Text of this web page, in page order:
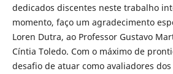
dedicados discentes neste trabalho
momento, faço um agradecimento
Loren Dutra, ao Professor Gustavo
Cíntia Toledo. Com o máximo de
desafio de atuar como avaliadores